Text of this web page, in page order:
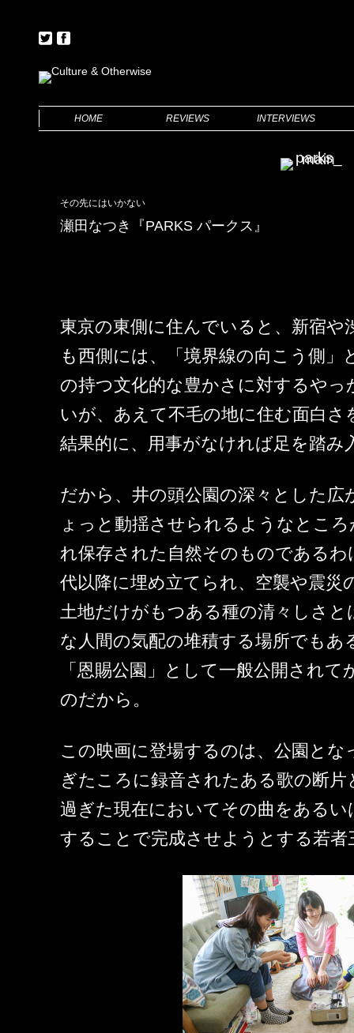
HOME REVIEWS INTERVIEWS
THEATRE
その先にはいかない
瀬田なつき『PARKS パークス』
東京の東側に住んでいると、新宿や
も西側には、「境界線の向こう側」
の持つ文化的な豊かさに対するや
いが、あえて不毛の地に住む面白
結果的に、用事がなければ足を踏み
だから、井の頭公園の深々とした
ょっと動揺させられるようなとこ
れ保存された自然そのものである
代以降に埋め立てられ、空襲や震災
土地だけがもつある種の清々しさ
な人間の気配の堆積する場所でもあ
「恩賜公園」として一般公開され
のだから。
この映画に登場するのは、公園と
ぎたころに録音されたある歌の断
過ぎた現在においてその曲をある
することで完成させようとする若者